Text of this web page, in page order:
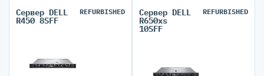
Сервер DELL
R450 8SFF
REFURBISHED Сервер DELL
R650xs
10SFF
REFURBISHED